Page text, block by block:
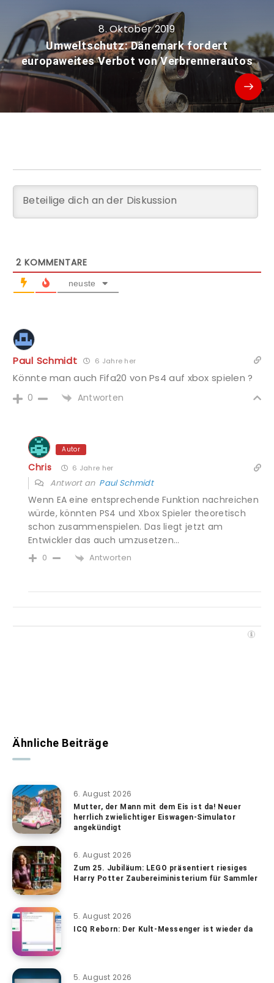
8. Oktober 2019
Umweltschutz: Dänemark fordert
europaweites Verbot von Verbrennerautos
2 KOMMENTARE
neuste
Paul Schmidt 6 Jahre her
Könnte man auch Fifa20 von Ps4 auf xbox spielen ?
0 Antworten
Autor
Chris 6 Jahre her
Antwort an Paul Schmidt
Wenn EA eine entsprechende Funktion nachreichen
würde, könnten PS4 und Xbox Spieler theoretisch
schon zusammenspielen. Das liegt jetzt am
Entwickler das auch umzusetzen…
0 Antworten
Ähnliche Beiträge
6. August 2026
Mutter, der Mann mit dem Eis ist da! Neuer
herrlich zwielichtiger Eiswagen-Simulator
angekündigt
6. August 2026
Zum 25. Jubiläum: LEGO präsentiert riesiges
Harry Potter Zaubereiministerium für Sammler
5. August 2026
ICQ Reborn: Der Kult-Messenger ist wieder da
5. August 2026